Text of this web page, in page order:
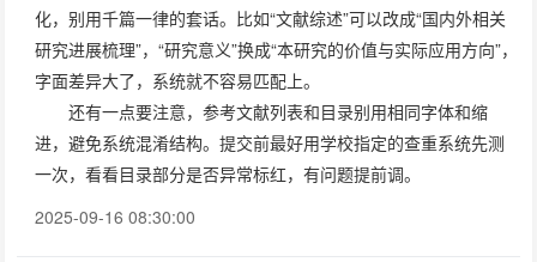
化，别用千篇一律的套话。比如“文献综述”可以改成“国内外相关
研究进展梳理”，“研究意义”换成“本研究的价值与实际应用方向”，
字面差异大了，系统就不容易匹配上。
还有一点要注意，参考文献列表和目录别用相同字体和缩
进，避免系统混淆结构。提交前最好用学校指定的查重系统先测
一次，看看目录部分是否异常标红，有问题提前调。
2025-09-16 08:30:00